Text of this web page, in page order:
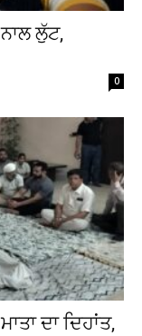
ਲੁੱਟ,
0
ਦਾ ਦਿਹਾਂਤ,